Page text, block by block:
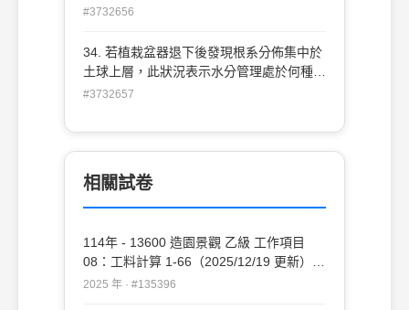
相互彌補平衡水分之需求量 (B)澆水時不應
將土層濕透，但下次則須等待土壤乾燥後才
可再澆 (D)澆水方式應少量多次讓植栽隨時
#3732656
34. 若植栽盆器退下後發現根系分佈集中於
土球上層，此狀況表示水分管理處於何種狀
況？ (A)過於乾燥 (B)過於潮濕 (C)水分適中
#3732657
相關試卷
114年 - 13600 造園景觀 乙級 工作項目
08：工料計算 1-66（2025/12/19 更新）
#135396
2025 年 · #135396